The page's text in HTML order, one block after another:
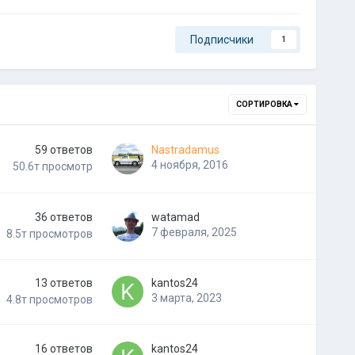
Подписчики 1
СОРТИРОВКА
59 ответов
50.6т просмотр
Nastradamus
4 ноября, 2016
36 ответов
8.5т просмотров
watamad
7 февраля, 2025
13 ответов
4.8т просмотров
kantos24
3 марта, 2023
16 ответов
kantos24